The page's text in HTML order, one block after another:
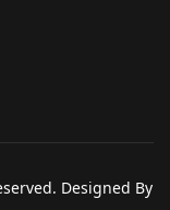
Designed By